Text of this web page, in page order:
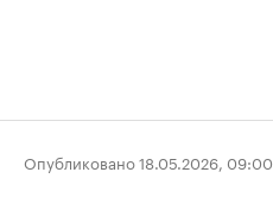
Опубликовано 18.05.2026, 09:00